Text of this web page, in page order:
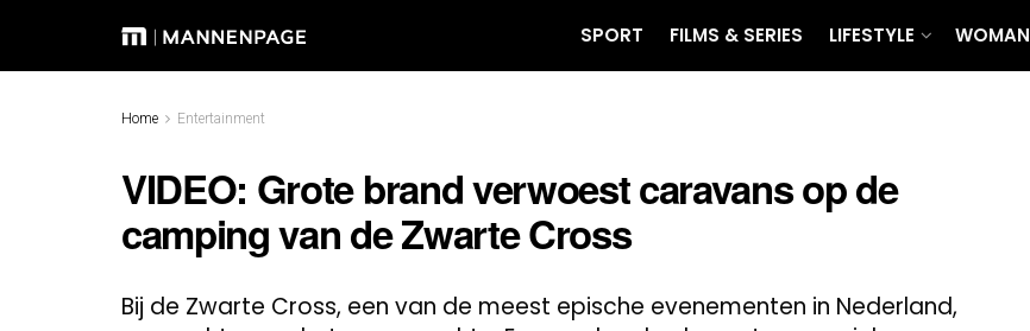
SPORT FILMS & SERIES LIFESTYLE WOMAN
Home Entertainment
VIDEO: Grote brand verwoest caravans op de
camping van de Zwarte Cross
Bij de Zwarte Cross, een van de meest epische evenementen in Nederland,